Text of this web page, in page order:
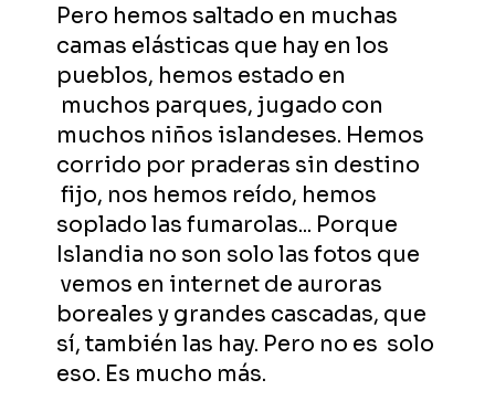
Pero hemos saltado en muchas
camas elásticas que hay en los
pueblos, hemos estado en
muchos parques, jugado con
muchos niños islandeses. Hemos
corrido por praderas sin destino
fijo, nos hemos reído, hemos
soplado las fumarolas... Porque
Islandia no son solo las fotos que
vemos en internet de auroras
boreales y grandes cascadas, que
sí, también las hay. Pero no es solo
eso. Es mucho más.